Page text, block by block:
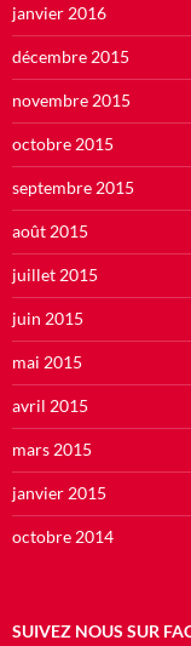
janvier 2016
décembre 2015
novembre 2015
octobre 2015
septembre 2015
août 2015
juillet 2015
juin 2015
mai 2015
avril 2015
mars 2015
janvier 2015
octobre 2014
SUIVEZ NOUS SUR